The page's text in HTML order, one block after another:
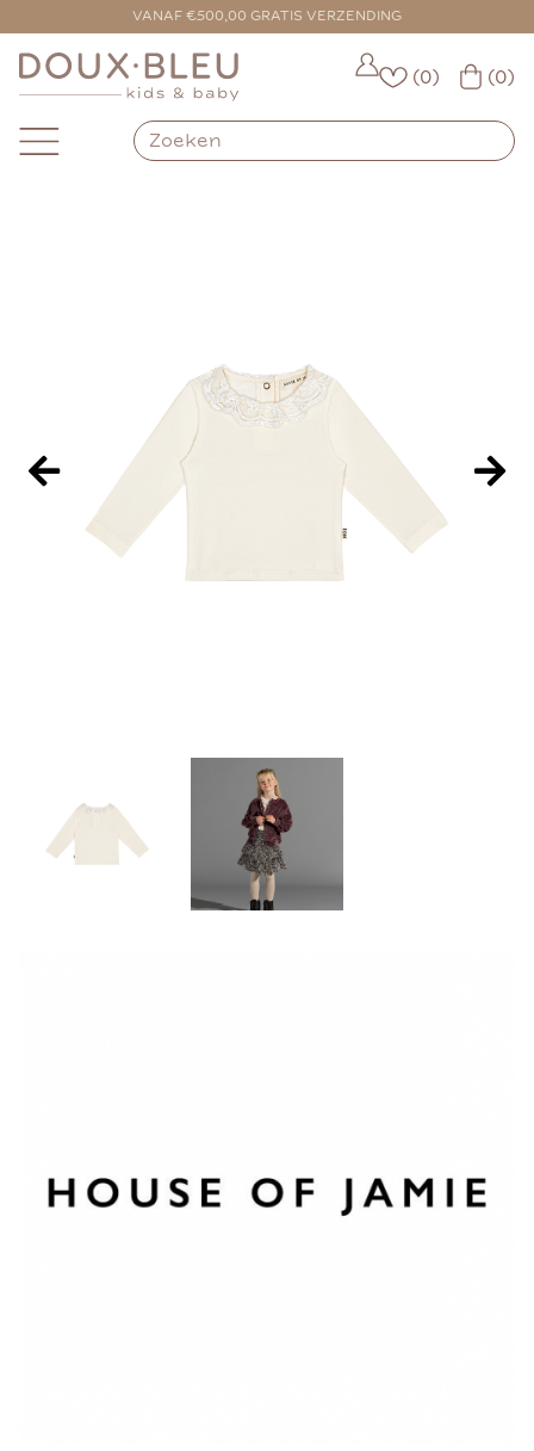
VANAF €500,00 GRATIS VERZENDING
VOOR 16:00 BESTELD = VANDAAG VERZONDEN
(0) (0)